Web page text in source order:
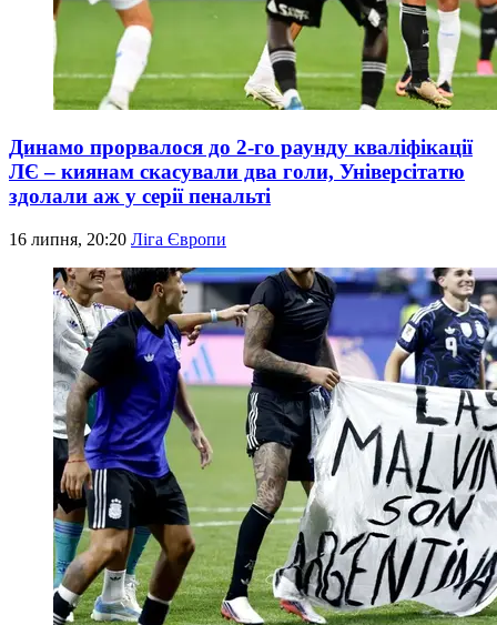
Динамо прорвалося до 2-го раунду кваліфікації
ЛЄ – киянам скасували два голи, Універсітатю
здолали аж у серії пенальті
16 липня, 20:20 Ліга Європи